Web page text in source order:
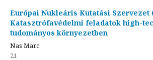
Európai Nukleáris Kutatási Szervezet
Katasztrófavédelmi feladatok high-
tudományos környezetben
Nas Marc
21